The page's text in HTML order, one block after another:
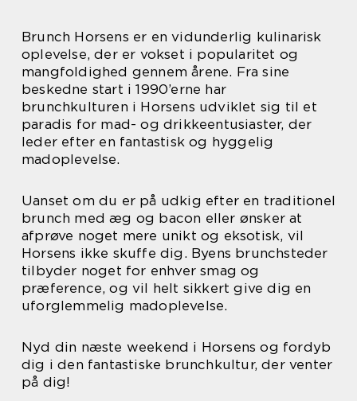
Brunch Horsens er en vidunderlig kulinarisk
oplevelse, der er vokset i popularitet og
mangfoldighed gennem årene. Fra sine
beskedne start i 1990’erne har
brunchkulturen i Horsens udviklet sig til et
paradis for mad- og drikkeentusiaster, der
leder efter en fantastisk og hyggelig
madoplevelse.
Uanset om du er på udkig efter en traditionel
brunch med æg og bacon eller ønsker at
afprøve noget mere unikt og eksotisk, vil
Horsens ikke skuffe dig. Byens brunchsteder
tilbyder noget for enhver smag og
præference, og vil helt sikkert give dig en
uforglemmelig madoplevelse.
Nyd din næste weekend i Horsens og fordyb
dig i den fantastiske brunchkultur, der venter
på dig!